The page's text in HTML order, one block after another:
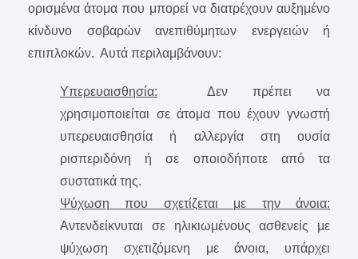
ορισμένα άτομα που μπορεί να διατρέχουν αυξημένο
κίνδυνο σοβαρών ανεπιθύμητων ενεργειών ή
επιπλοκών. Αυτά περιλαμβάνουν:
Υπερευαισθησία: Δεν πρέπει να
χρησιμοποιείται σε άτομα που έχουν γνωστή
υπερευαισθησία ή αλλεργία στη ουσία
ρισπεριδόνη ή σε οποιοδήποτε από τα
συστατικά της.
Ψύχωση που σχετίζεται με την άνοια:
Αντενδείκνυται σε ηλικιωμένους ασθενείς με
ψύχωση σχετιζόμενη με άνοια, υπάρχει